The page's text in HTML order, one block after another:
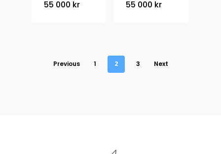
55 000 kr
55 000 kr
Previous 1 2 3 Next